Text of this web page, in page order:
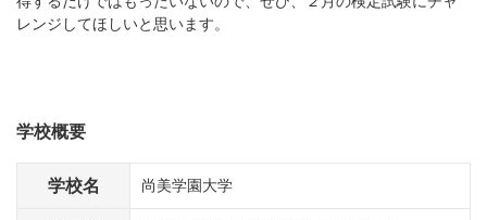
レンジしてほしいと思います。
学校概要
学校名 尚美学園大学